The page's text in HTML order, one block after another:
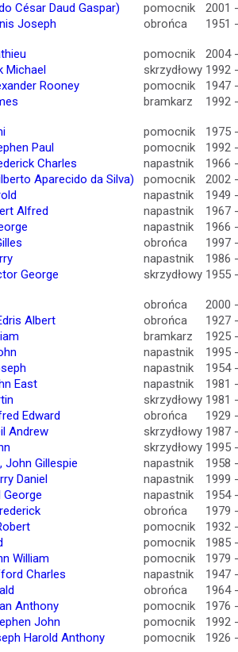
César Daud Gaspar)
pomocnik
2001
Joseph
obrońca
1951
pomocnik
2004
Michael
skrzydłowy 1992
Rooney
pomocnik
1947
bramkarz
1992
pomocnik
1975
Paul
pomocnik
1992
Charles
napastnik
1966
Aparecido da Silva)
pomocnik
2002
napastnik
1949
Alfred
napastnik
1967
napastnik
1966
obrońca
1997
napastnik
1986
George
skrzydłowy 1955
obrońca
2000
Albert
obrońca
1927
bramkarz
1925
napastnik
1995
napastnik
1954
East
napastnik
1981
skrzydłowy 1981
Edward
obrońca
1929
Andrew
skrzydłowy 1987
skrzydłowy 1995
John Gillespie
napastnik
1958
Daniel
napastnik
1999
George
napastnik
1954
obrońca
1979
pomocnik
1932
pomocnik
1985
William
pomocnik
1979
Charles
napastnik
1947
obrońca
1964
Anthony
pomocnik
1976
John
pomocnik
1992
Harold Anthony
pomocnik 1926